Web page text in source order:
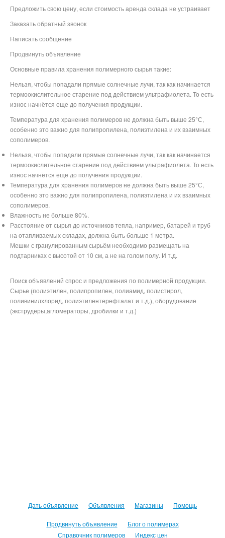
Предложить свою цену, если стоимость аренда склада не устраивает
Заказать обратный звонок
Написать сообщение
Продвинуть объявление
Основные правила хранения полимерного сырья такие:
Нельзя, чтобы попадали прямые солнечные лучи, так как начинается
термоокислительное старение под действием ультрафиолета. То есть
износ начнётся еще до получения продукции.
Температура для хранения полимеров не должна быть выше 25°С,
особенно это важно для полипропилена, полиэтилена и их взаимных
сополимеров.
Нельзя, чтобы попадали прямые солнечные лучи, так как начинается
термоокислительное старение под действием ультрафиолета. То есть
износ начнётся еще до получения продукции.
Температура для хранения полимеров не должна быть выше 25°С,
особенно это важно для полипропилена, полиэтилена и их взаимных
сополимеров.
Влажность не больше 80%.
Расстояние от сырья до источников тепла, например, батарей и труб
на отапливаемых складах, должна быть больше 1 метра.
Мешки с гранулированным сырьём необходимо размещать на
подтарниках с высотой от 10 см, а не на голом полу. И т.д.
Поиск объявлений спрос и предложения по полимерной продукции.
Сырье (полиэтилен, полипропилен, полиамид, полистирол,
поливинилхлорид, полиэтилентерефталат и т.д.), оборудование
(экструдеры,агломераторы, дробилки и т.д.)
Дать объявление Объявления Магазины Помощь
Продвинуть объявление
Блог о полимерах
Справочник полимеров
Индекс цен